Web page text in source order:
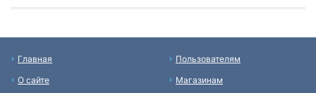
Главная
О сайте
Пользователям
Магазинам